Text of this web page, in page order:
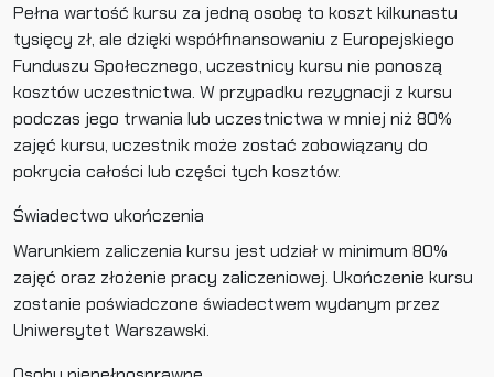
Pełna wartość kursu za jedną osobę to koszt kilkunastu
tysięcy zł, ale dzięki współfinansowaniu z Europejskiego
Funduszu Społecznego, uczestnicy kursu nie ponoszą
kosztów uczestnictwa. W przypadku rezygnacji z kursu
podczas jego trwania lub uczestnictwa w mniej niż 80%
zajęć kursu, uczestnik może zostać zobowiązany do
pokrycia całości lub części tych kosztów.
Świadectwo ukończenia
Warunkiem zaliczenia kursu jest udział w minimum 80%
zajęć oraz złożenie pracy zaliczeniowej. Ukończenie kursu
zostanie poświadczone świadectwem wydanym przez
Uniwersytet Warszawski.